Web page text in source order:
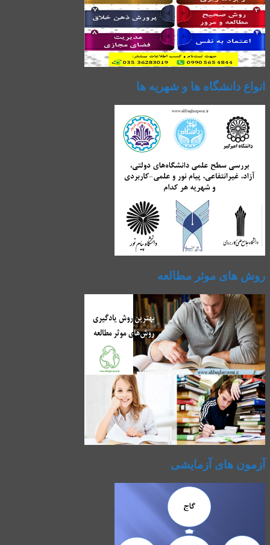
انواع دانشگاه ها و شهریه ها
روش های موثر مطالعه
آزمون های آزمایشی